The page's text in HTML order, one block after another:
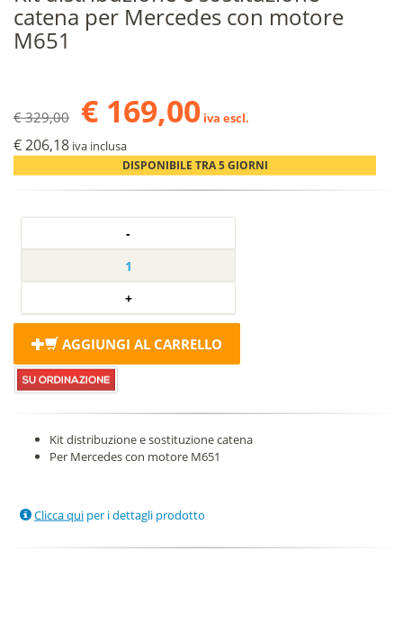
catena per Mercedes con motore
M651
€ 329,00 € 169,00 iva escl.
€ 206,18 iva inclusa
DISPONIBILE TRA 5 GIORNI
AGGIUNGI AL CARRELLO
Kit distribuzione e sostituzione catena
Per Mercedes con motore M651
Clicca qui per i dettagli prodotto